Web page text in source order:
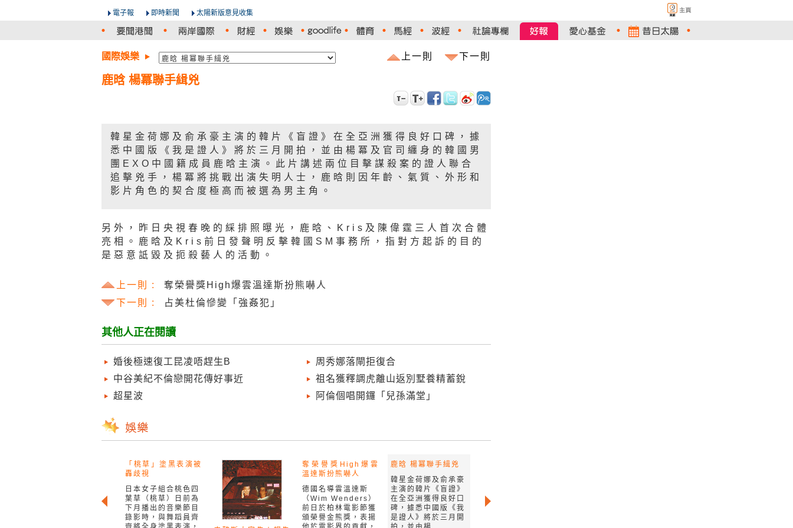
電子報 即時新聞 太陽新版意見收集
國際娛樂 上一則 下一則
鹿晗 楊冪聯手緝兇
韓星金荷娜及俞承豪主演的韓片《盲證》在全亞洲獲得良好口碑，據
悉中國版《我是證人》將於三月開拍，並由楊冪及官司纏身的韓國男
團EXO中國籍成員鹿晗主演。此片講述兩位目擊謀殺案的證人聯合
追擊兇手，楊冪將挑戰出演失明人士，鹿晗則因年齡、氣質、外形和
影片角色的契合度極高而被選為男主角。
另外，昨日央視春晚的綵排照曝光，鹿晗、Kris及陳偉霆三人首次合體
亮相。鹿晗及Kris前日發聲明反擊韓國SM事務所，指對方起訴的目的
是惡意詆毀及扼殺藝人的活動。
上一則 :
奪榮譽獎High爆雲溫達斯扮熊嚇人
下一則 :
占美杜倫慘變「強姦犯」
其他人正在閱讀
婚後極速復工昆凌唔趕生B
中谷美紀不倫戀開花傳好事近
超星波
周秀娜落閘拒復合
祖名獲釋調虎離山返別墅養精蓄銳
阿倫個唱開鑼「兒孫滿堂」
「桃草」塗黑表演被
轟歧視
日本女子組合桃色四
葉草（桃草）日前為
下月播出的音樂節目
錄影時，與舞蹈員齊
奪榮譽獎High爆雲
溫達斯扮熊嚇人
德國名導雲溫達斯
（Wim Wenders）
前日於柏林電影節獲
頒榮譽金熊獎，表揚
鹿晗 楊冪聯手緝兇
韓星金荷娜及俞承豪
主演的韓片《盲證》
在全亞洲獲得良好口
碑，據悉中國版《我
是證人》將於三月開